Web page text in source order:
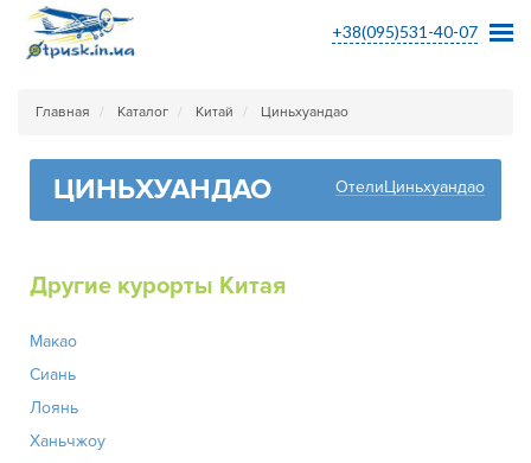
+38(095)531-40-07
Главная Каталог Китай Циньхуандао
ЦИНЬХУАНДАО ОтелиЦиньхуандао
Другие курорты Китая
Макао
Сиань
Лоянь
Ханьчжоу